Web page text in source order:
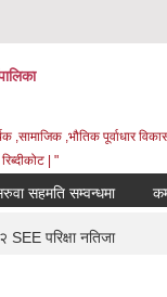
,सामाजिक ,भौतिक पूर्वाधार
| "
सहमति सम्वन्धमा
SEE परिक्षा नतिजा